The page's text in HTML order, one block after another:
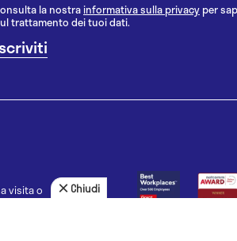
la nostrainformativa sulla privacy per
trattamento dei tuoi dati.
visita o
la
Chiudi